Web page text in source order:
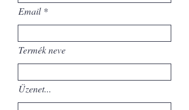
Email
Termék neve
Üzenet...